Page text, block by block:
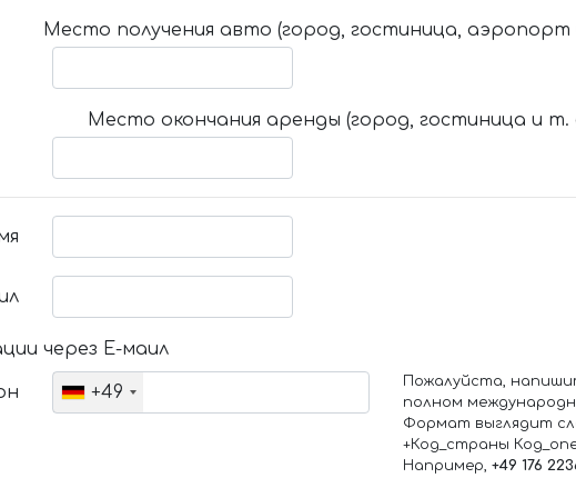
Место получения авто (город, гостиница, аэропорт
Место окончания аренды (город, гостиница и т.
через Е-маил
+49
Пожалуйста,
полном
Формат выглядит
+Код_страны
Например, +49 176